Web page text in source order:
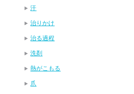
汗
治りかけ
治る過程
洗剤
熱がこもる
爪